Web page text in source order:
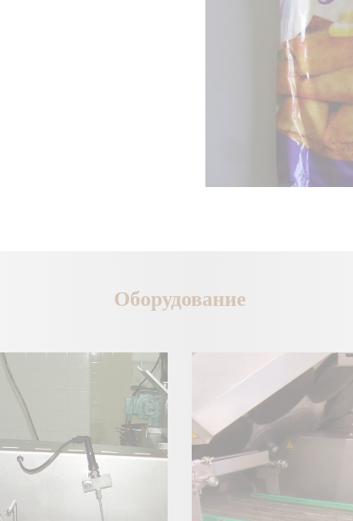
Оборудование